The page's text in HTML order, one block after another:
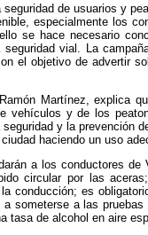
de usuarios y
especialmente los
se hace necesario
vial. La
el objetivo de advertir
Martínez, explica
vehículos y de los
y la prevención
haciendo un uso
a los conductores
circular por las
conducción; es
someterse a las
tasa de alcohol en aire